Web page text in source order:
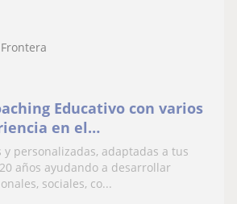
Educativo con varios
en el
y Desarrollo Personal.
y personalizadas, adaptadas a tus
años ayudando a desarrollar
sociales, co...